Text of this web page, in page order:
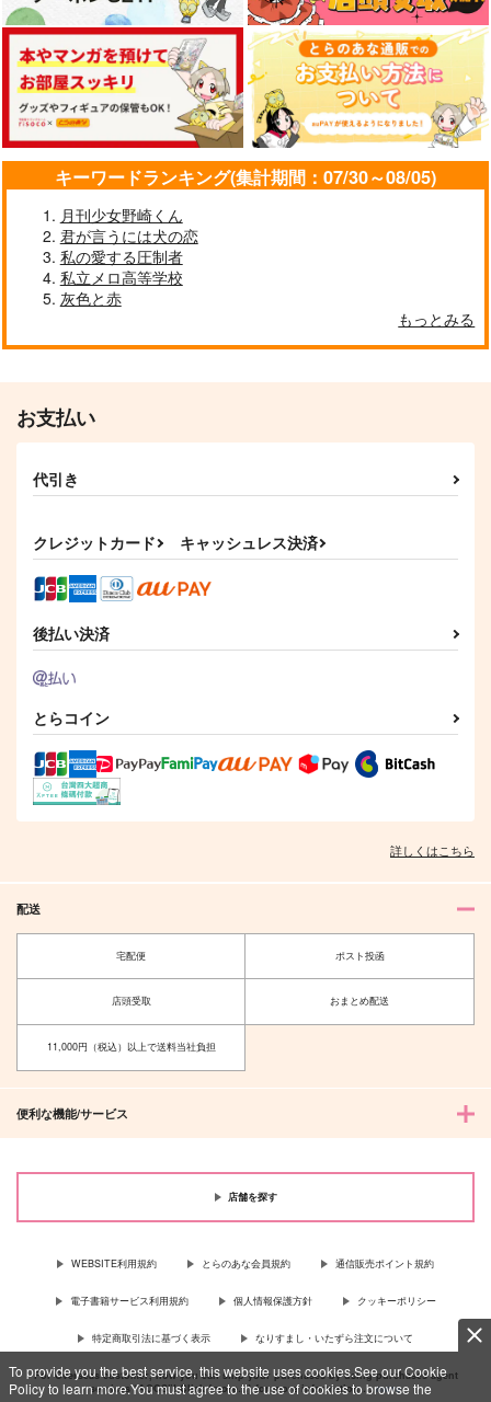
To provide you the best service, this website uses cookies.See our Cookie
Policy to learn more.You must agree to the use of cookies to browse the
キーワードランキング(集計期間：07/30～08/05)
月刊少女野崎くん
君が言うには犬の恋
私の愛する圧制者
私立メロ高等学校
灰色と赤
もっとみる
お支払い
代引き
クレジットカード キャッシュレス決済
後払い決済
とらコイン
詳しくはこちら
配送
宅配便 ポスト投函
店頭受取 おまとめ配送
11,000円（税込）以上で送料当社負担
便利な機能/サービス
店舗を探す
WEBSITE利用規約 とらのあな会員規約 通信販売ポイント規約
電子書籍サービス利用規約 個人情報保護方針 クッキーポリシー
特定商取引法に基づく表示 なりすまし・いたずら注文について
For Overseas customer, now you can ship your purchases by using purchases agent
services “AOCS”! Click {more…} for more information …more